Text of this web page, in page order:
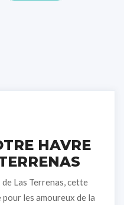
HAVRE
Las Terrenas, cette
les amoureux de la